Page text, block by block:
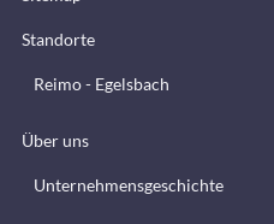
Standorte
Reimo - Egelsbach
Über uns
Unternehmensgeschichte